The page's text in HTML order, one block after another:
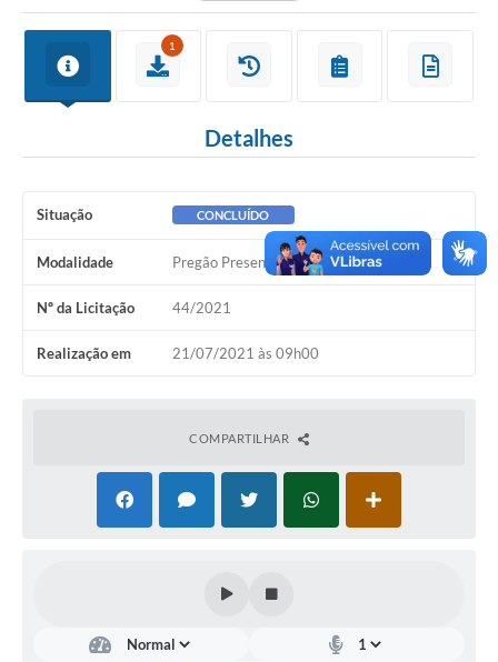
Serviços Online
Telefones Úteis
Contato
1
Detalhes
Situação CONCLUÍDO
Modalidade Pregão Presencial
Nº da Licitação 44/2021
Realização em 21/07/2021 às 09h00
COMPARTILHAR